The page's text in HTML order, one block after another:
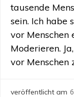
tausende
sein. Ich habe
vor Menschen
Moderieren.
vor Menschen
veröffentlicht am